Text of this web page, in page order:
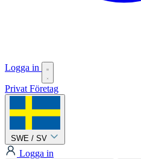
Logga in
Privat Företag
SWE / SV
Logga in